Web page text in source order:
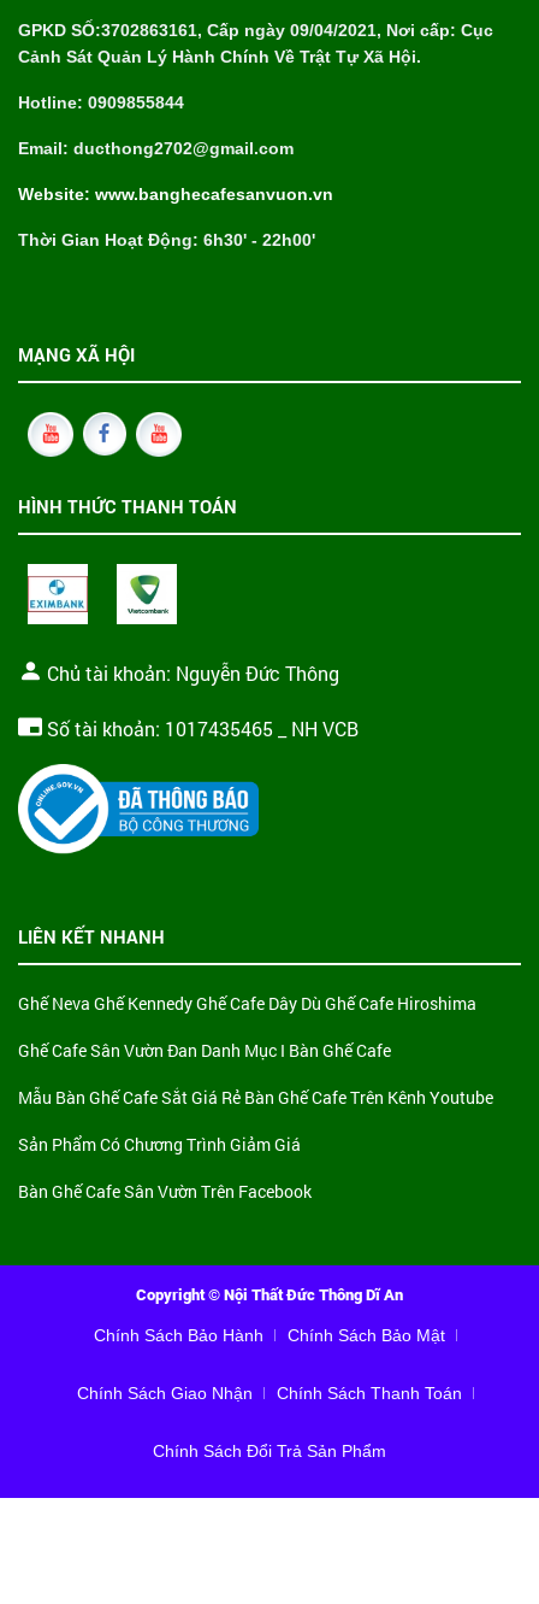
GPKD SỐ:3702863161, Cấp ngày 09/04/2021, Nơi cấp: Cục
Cảnh Sát Quản Lý Hành Chính Về Trật Tự Xã Hội.
Hotline: 0909855844
Email: ducthong2702@gmail.com
Website: www.banghecafesanvuon.vn
Thời Gian Hoạt Động: 6h30' - 22h00'
MẠNG XÃ HỘI
HÌNH THỨC THANH TOÁN
Chủ tài khoản: Nguyễn Đức Thông
Số tài khoản: 1017435465 _ NH VCB
LIÊN KẾT NHANH
Ghế Neva Ghế KennedyGhế Cafe Dây Dù Ghế Cafe Hiroshima
Ghế Cafe Sân Vườn Đan Danh Mục I Bàn Ghế Cafe
Mẫu Bàn Ghế Cafe Sắt Giá Rẻ Bàn Ghế Cafe Trên Kênh Youtube
Sản Phẩm Có Chương Trình Giảm Giá
Bàn Ghế Cafe Sân Vườn Trên Facebook
Copyright © Nội Thất Đức Thông Dĩ An
Chính Sách Bảo Hành Chính Sách Bảo Mật
Chính Sách Giao Nhận Chính Sách Thanh Toán
Chính Sách Đổi Trả Sản Phẩm